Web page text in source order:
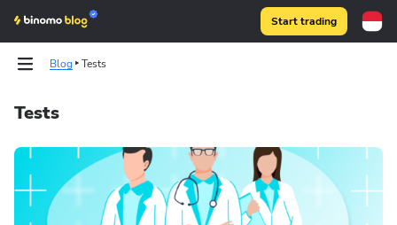
Start trading
Blog Tests
Tests